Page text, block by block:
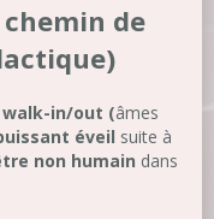
de
in/out (âmes
éveil suite à
non humain dans